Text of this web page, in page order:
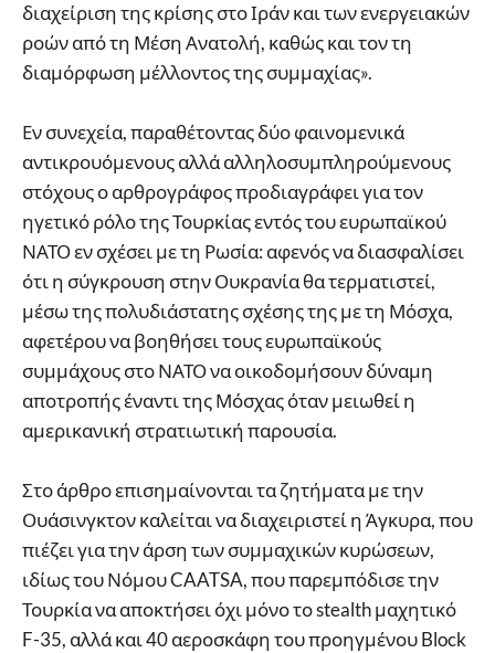
διαχείριση της κρίσης στο Ιράν και των ενεργειακών
ροών από τη Μέση Ανατολή, καθώς και τον τη
διαμόρφωση μέλλοντος της συμμαχίας».
Εν συνεχεία, παραθέτοντας δύο φαινομενικά
αντικρουόμενους αλλά αλληλοσυμπληρούμενους
στόχους ο αρθρογράφος προδιαγράφει για τον
ηγετικό ρόλο της Τουρκίας εντός του ευρωπαϊκού
ΝΑΤΟ εν σχέσει με τη Ρωσία: αφενός να διασφαλίσει
ότι η σύγκρουση στην Ουκρανία θα τερματιστεί,
μέσω της πολυδιάστατης σχέσης της με τη Μόσχα,
αφετέρου να βοηθήσει τους ευρωπαϊκούς
συμμάχους στο ΝΑΤΟ να οικοδομήσουν δύναμη
αποτροπής έναντι της Μόσχας όταν μειωθεί η
αμερικανική στρατιωτική παρουσία.
Στο άρθρο επισημαίνονται τα ζητήματα με την
Ουάσινγκτον καλείται να διαχειριστεί η Άγκυρα, που
πιέζει για την άρση των συμμαχικών κυρώσεων,
ιδίως του Νόμου CAATSA, που παρεμπόδισε την
Τουρκία να αποκτήσει όχι μόνο το stealth μαχητικό
F-35, αλλά και 40 αεροσκάφη του προηγμένου Block